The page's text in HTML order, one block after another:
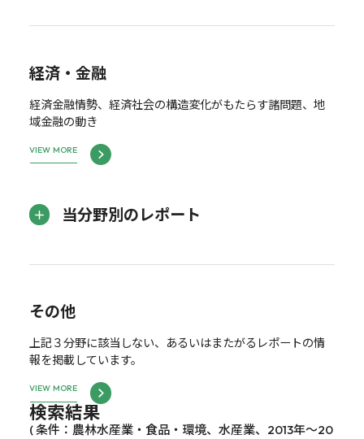
経済・金融
経済金融情勢、経済社会の構造変化がもたらす諸問題、地
域金融の動き
VIEW MORE
当分野別のレポート
その他
上記３分野に該当しない、あるいはまたがるレポートの情
報を掲載しています。
VIEW MORE
検索結果
( 条件：農林水産業・食品・環境、水産業、2013年～20